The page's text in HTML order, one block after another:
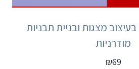
מצגות ובניית תבניות
מודרניות
₪69